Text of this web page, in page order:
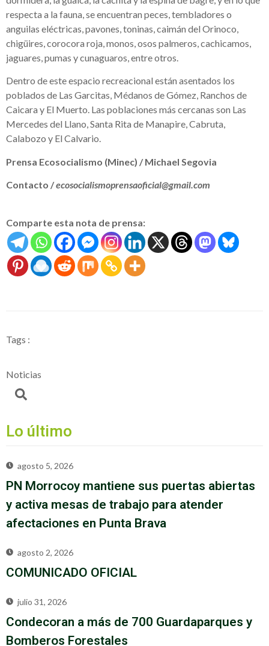
respecta a la fauna, se encuentran peces, tembladores o
anguilas eléctricas, pavones, toninas, caimán del Orinoco,
chigüires, corocora roja, monos, osos palmeros, cachicamos,
jaguares, pumas y cunaguaros, entre otros.
Dentro de este espacio recreacional están asentados los
poblados de Las Garcitas, Médanos de Gómez, Ranchos de
Caicara y El Muerto. Las poblaciones más cercanas son Las
Mercedes del Llano, Santa Rita de Manapire, Cabruta,
Calabozo y El Calvario.
Prensa Ecosocialismo (Minec) / Michael Segovia
Contacto /ecosocialismoprensaoficial@gmail.com
Comparte esta nota de prensa:
Tags :
Noticias
Lo último
agosto 5, 2026
PN Morrocoy mantiene sus puertas abiertas
y activa mesas de trabajo para atender
afectaciones en Punta Brava
agosto 2, 2026
COMUNICADO OFICIAL
julio 31, 2026
Condecoran a más de 700 Guardaparques y
Bomberos Forestales